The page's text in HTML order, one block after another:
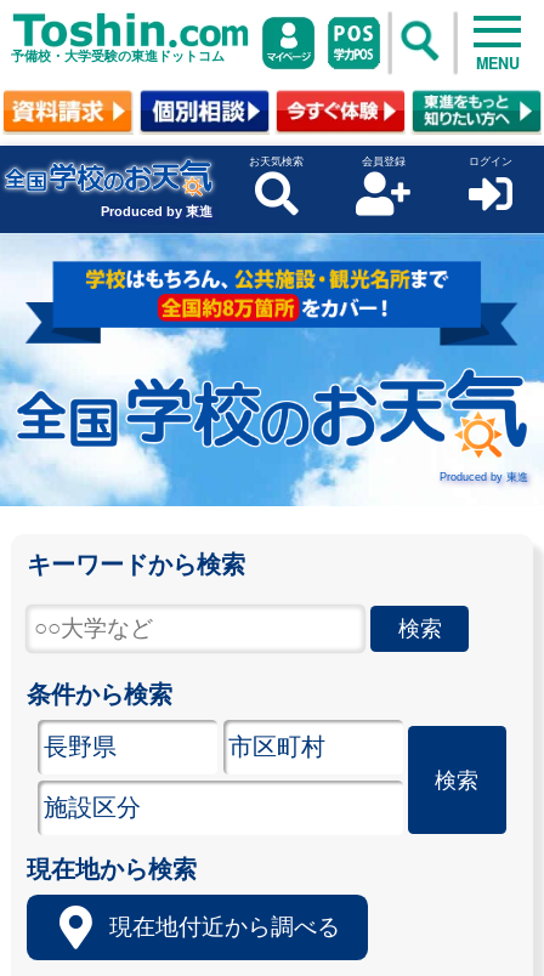
予備校・大学受験の東進ドットコム MENU
Produced by 東進
お天気検索 会員登録 ログイン
Produced by 東進
キーワードから検索
条件から検索
現在地から検索
現在地付近から調べる